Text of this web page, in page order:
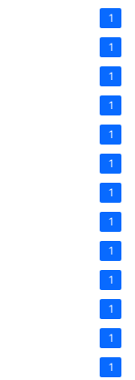
1
1
1
1
1
1
1
1
1
1
1
1
1